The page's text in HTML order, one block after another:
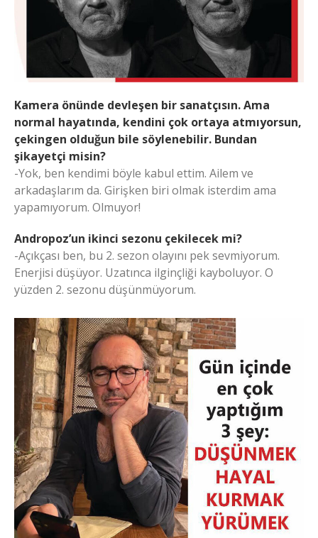
Kamera önünde devleşen bir sanatçısın. Ama
normal hayatında, kendini çok ortaya atmıyorsun,
çekingen olduğun bile söylenebilir. Bundan
şikayetçi misin?
-Yok, ben kendimi böyle kabul ettim. Ailem ve
arkadaşlarım da. Girişken biri olmak isterdim ama
yapamıyorum. Olmuyor!
Andropoz’un ikinci sezonu çekilecek mi?
-Açıkçası ben, bu 2. sezon olayını pek sevmiyorum.
Enerjisi düşüyor. Uzatınca ilginçliği kayboluyor. O
yüzden 2. sezonu düşünmüyorum.